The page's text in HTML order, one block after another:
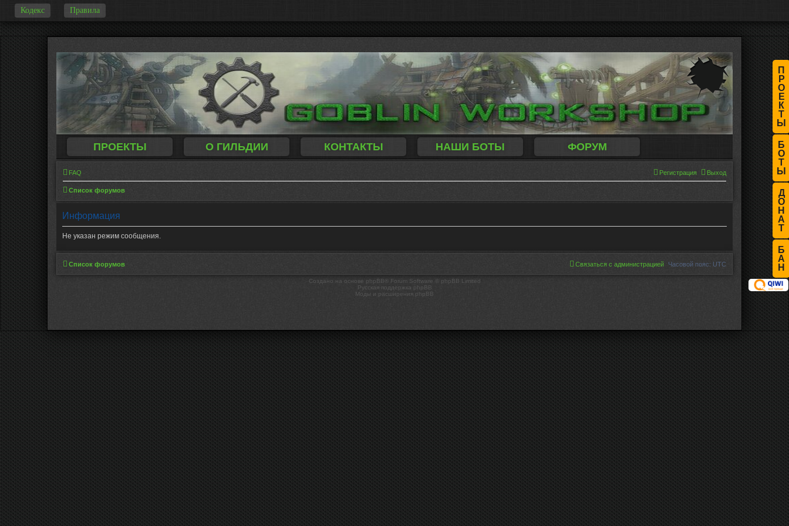
Кодекс Правила
П
Р
О
Е
К
Т
Ы
Б
О
Т
Ы
Д
О
Н
А
Т
Б
А
Н
ПРОЕКТЫ О ГИЛЬДИИ КОНТАКТЫ НАШИ БОТЫ ФОРУМ
FAQ Выход
Регистрация
Список форумов
Информация
Не указан режим сообщения.
Список форумов Часовой пояс: UTC
Связаться с администрацией
Создано на основе phpBB® Forum Software © phpBB Limited
Русская поддержка phpBB
Моды и расширения phpBB